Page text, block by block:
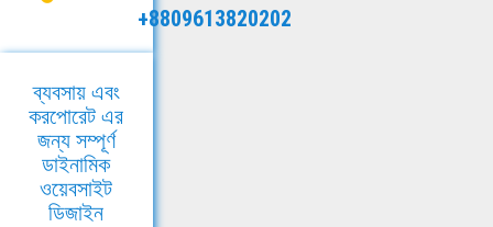
+8809613820202
ব্যবসায় এবং
করপোরেট এর
জন্য সম্পূর্ণ
ডাইনামিক
ওয়েবসাইট
ডিজাইন